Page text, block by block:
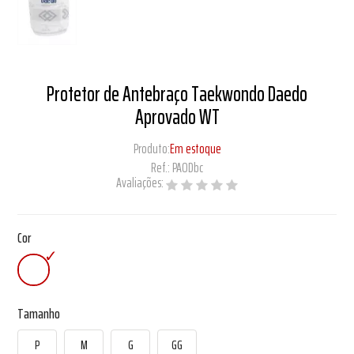
Protetor de Antebraço Taekwondo Daedo
Aprovado WT
Produto:Em estoque
Ref.:PAODbc
Avaliações:
Cor
Tamanho
P M G GG